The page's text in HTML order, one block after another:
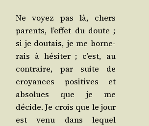
Ne voyez pas là, chers
parents, l’ef­fet du doute ;
si je dou­tais, je me bor­ne­
rais à hési­ter ; c’est, au
contraire, par suite de
croyances posi­tives et
abso­lues que je me
décide. Je crois que le jour
est venu dans lequel